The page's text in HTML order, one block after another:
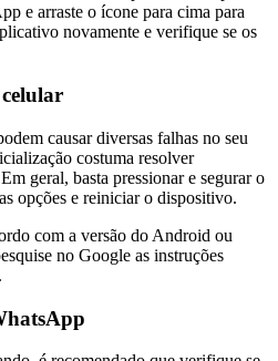
e arraste o ícone para cima para
novamente e verifique se os
causar diversas falhas no seu
costuma resolver
geral, basta pressionar e segurar o
opções e reiniciar o dispositivo.
com a versão do Android ou
no Google as instruções